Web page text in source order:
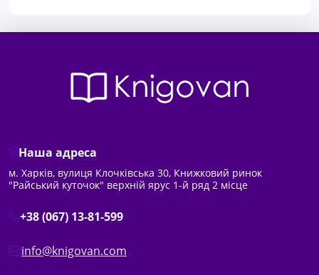
Наша адреса
м. Харків, вулиця Клочківська 30, Книжковий ринок
"Райський куточок" верхній ярус 1-й ряд 2 місце
+38 (067) 13-81-599
info@knigovan.com